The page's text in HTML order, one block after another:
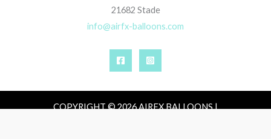
21682 Stade
info@airfx-balloons.com
COPYRIGHT © 2026 AIRFX BALLOONS |